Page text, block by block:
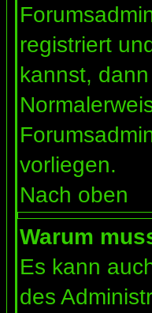
registriert
kannst,
vorliegen.
Nach oben
Warum
Es kann
des